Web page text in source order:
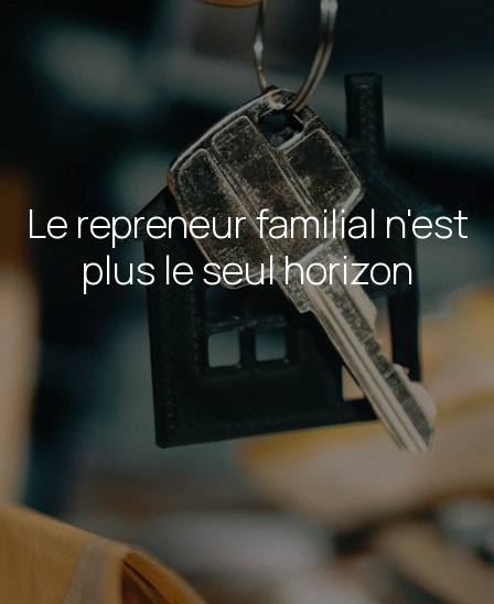
Le repreneur familial n'est
plus le seul horizon